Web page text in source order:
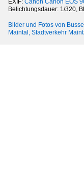
EXIF: Canon Canon EOS
Belichtungsdauer: 1/320,
Bilder und Fotos von
Maintal, Stadtverkehr